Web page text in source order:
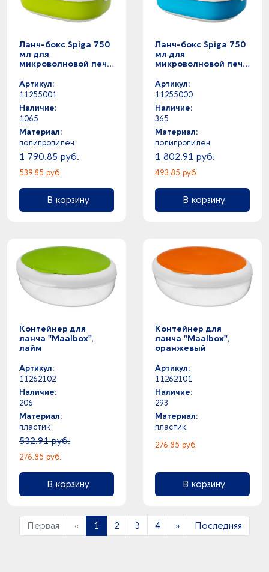
Ланч-бокс Spiga 750
мл для
микроволновой печи,
Артикул:
11255001
Наличие:
1065
Материал:
полипропилен
1 790.85 руб.
539.85 руб.
В корзину
Ланч-бокс Spiga 750
мл для
микроволновой печи,
Артикул:
11255000
Наличие:
365
Материал:
полипропилен
1 802.91 руб.
493.85 руб.
В корзину
Контейнер для
ланча "Maalbox",
лайм
Артикул:
11262102
Наличие:
206
Материал:
пластик
532.91 руб.
276.85 руб.
В корзину
Контейнер для
ланча "Maalbox",
оранжевый
Артикул:
11262101
Наличие:
293
Материал:
пластик
276.85 руб.
В корзину
Первая « 1 2 3 4 » Последняя